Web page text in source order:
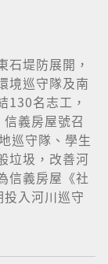
石堤防展開，
境巡守隊及南
130名志工，
義房屋號召
巡守隊、學生
垃圾，改善河
信義房屋《社
入河川巡守